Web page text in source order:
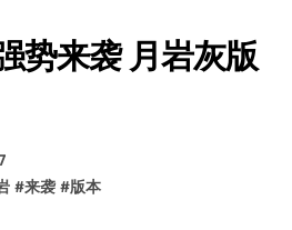
势来袭 月岩灰版
#来袭 #版本